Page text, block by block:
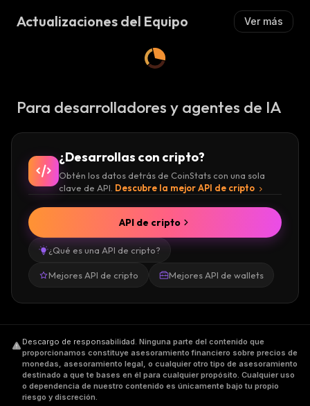
Actualizaciones del Equipo Ver más
Para desarrolladores y agentes de IA
¿Desarrollas con cripto?
Obtén los datos detrás de CoinStats con una sola
clave de API. Descubre la mejor API de cripto
¿Qué es una API de cripto?
Mejores API de cripto Mejores API de wallets
API de cripto
Descargo de responsabilidad. Ninguna parte del contenido que
proporcionamos constituye asesoramiento financiero sobre precios de
monedas, asesoramiento legal, o cualquier otro tipo de asesoramiento
destinado a que te bases en él para cualquier propósito. Cualquier uso
o dependencia de nuestro contenido es únicamente bajo tu propio
riesgo y discreción.